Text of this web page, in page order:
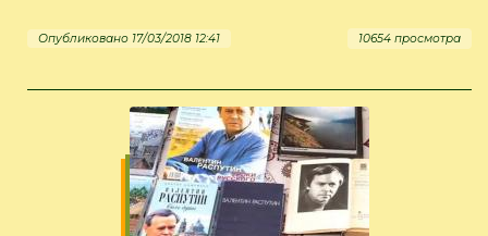
Опубликовано 17/03/2018 12:41 10654 просмотра